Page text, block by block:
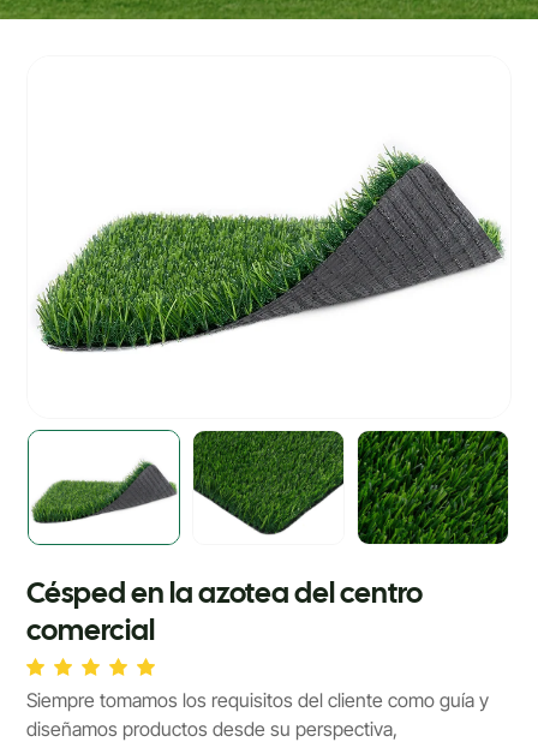
Césped en la azotea del centro
comercial
Siempre tomamos los requisitos del cliente como guía y
diseñamos productos desde su perspectiva,